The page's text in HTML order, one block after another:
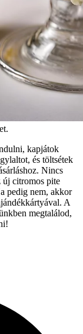
kapjátok
és töltsétek
Nincs
új citromos pite
pedig nem, akkor
A
megtalálod,